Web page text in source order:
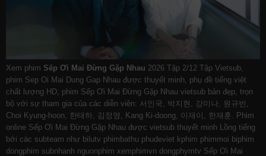
Xem phim Sếp Ơi Mai Đừng Gặp Nhau 2026 Tập 2/12 Tập Vietsub,
phim Sep Oi Mai Dung Gap Nhau được thuyết minh, phụ đề tiếng việt
chất lượng HD, phim Sếp Ơi Mai Đừng Gặp Nhau vietsub bản đẹp, trọn
bộ với sự tham gia của các diễn viên: 서인국, 박지현, 강미나, 원규빈,
Choi Kyung-hoon, 한태하, 김정영, Kang Ki-doong, 이재이, 한재훈. Phim
online Sếp Ơi Mai Đừng Gặp Nhau được vietsub thuyết minh Lồng tiếng
bởi các subteam như bilutv phimbathu phudeviet kphim phimmoi biphim
dongphim subnhanh nguonphim xemphimvn dongphymtv Sếp Ơi Mai